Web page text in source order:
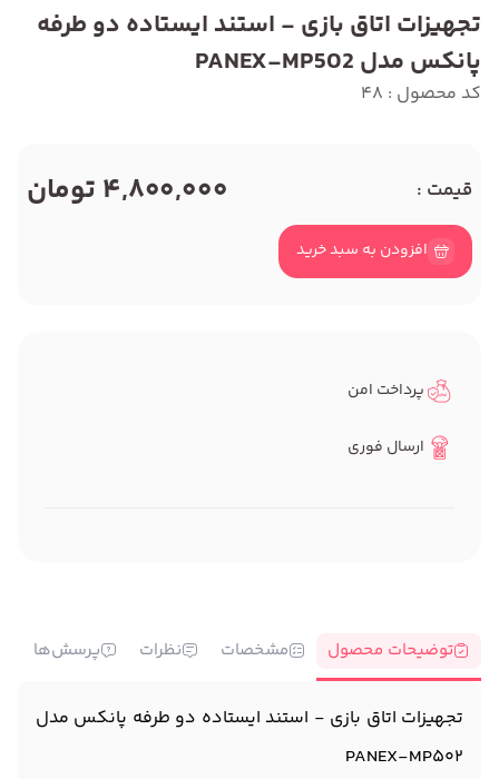
تجهیزات اتاق بازی - استند ایستاده دو طرفه
پانکس مدل PANEX-MP502
کد محصول : 48
قیمت : 4,800,000 تومان
افزودن به سبد خرید
پرداخت امن
ارسال فوری
توضیحات محصول مشخصات نظرات پرسش‌ها
تجهیزات اتاق بازی - استند ایستاده دو طرفه پانکس مدل
PANEX-MP502